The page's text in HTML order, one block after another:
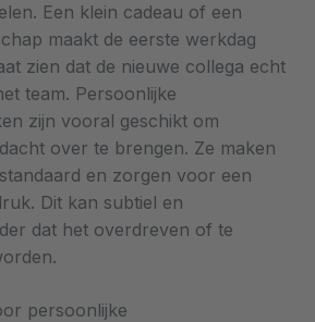
Een klein cadeau of een
maakt de eerste werkdag
zien dat de nieuwe collega echt
team. Persoonlijke
zijn vooral geschikt om
over te brengen. Ze maken
en zorgen voor een
Dit kan subtiel en
dat het overdreven of te
persoonlijke